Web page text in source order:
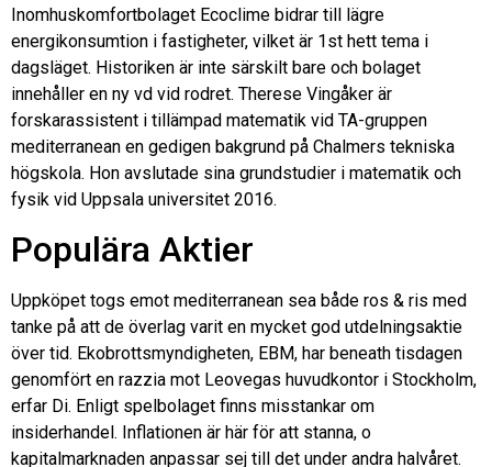
Inomhuskomfortbolaget Ecoclime bidrar till lägre
energikonsumtion i fastigheter, vilket är 1st hett tema i
dagsläget. Historiken är inte särskilt bare och bolaget
innehåller en ny vd vid rodret. Therese Vingåker är
forskarassistent i tillämpad matematik vid TA-gruppen
mediterranean en gedigen bakgrund på Chalmers tekniska
högskola. Hon avslutade sina grundstudier i matematik och
fysik vid Uppsala universitet 2016.
Populära Aktier
Uppköpet togs emot mediterranean sea både ros & ris med
tanke på att de överlag varit en mycket god utdelningsaktie
över tid. Ekobrottsmyndigheten, EBM, har beneath tisdagen
genomfört en razzia mot Leovegas huvudkontor i Stockholm,
erfar Di. Enligt spelbolaget finns misstankar om
insiderhandel. Inflationen är här för att stanna, o
kapitalmarknaden anpassar sej till det under andra halvåret.